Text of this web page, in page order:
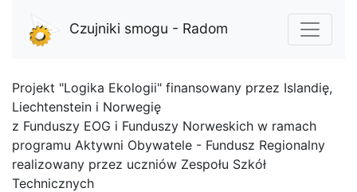
Czujniki smogu - Radom
Projekt "Logika Ekologii" finansowany przez Islandię,
Liechtenstein i Norwegię
z Funduszy EOG i Funduszy Norweskich w ramach
programu Aktywni Obywatele - Fundusz Regionalny
realizowany przez uczniów Zespołu Szkół
Technicznych